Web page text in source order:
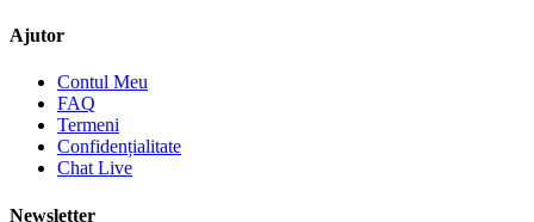
Ajutor
Contul Meu
FAQ
Termeni
Confidențialitate
Chat Live
Newsletter